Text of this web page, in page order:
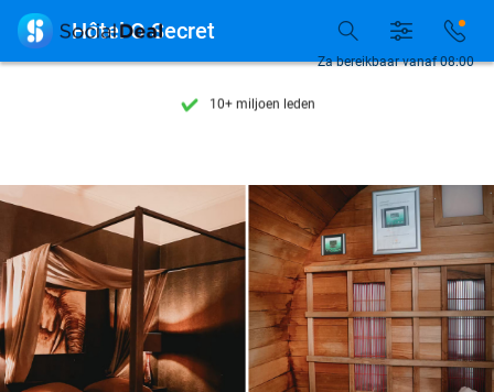
7 dagen per week beschikbaar
10+ miljoen leden
7 dagen per week beschikbaar
10+ miljoen leden
Za bereikbaar vanaf 08:00
 Hôtel O Secret